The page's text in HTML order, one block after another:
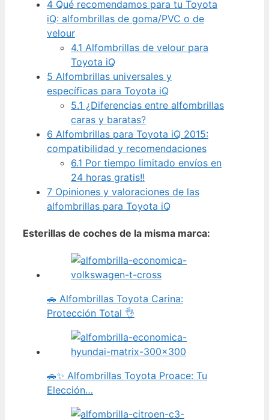
4 Qué recomendamos para tu Toyota
iQ: alfombrillas de goma/PVC o de
velour
4.1 Alfombrillas de velour para
Toyota iQ
5 Alfombrillas universales y
específicas para Toyota iQ
5.1 ¿Diferencias entre alfombrillas
caras y baratas?
6 Alfombrillas para Toyota iQ 2015:
compatibilidad y recomendaciones
6.1 Por tiempo limitado envíos en
24 horas gratis!!
7 Opiniones y valoraciones de las
alfombrillas para Toyota iQ
Esterillas de coches de la misma marca:
🚗 Alfombrillas Toyota Carina:
Protección Total 👌
🚗✨ Alfombrillas Toyota Proace: Tu
Elección…